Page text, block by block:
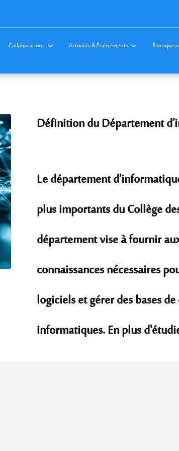
Collaborations Activités & Evénements Politiques
Définition du Département
Le département
plus importants du Collège
département vise à fournir
connaissances nécessaires
logiciels et gérer des bases
informatiques. En plus